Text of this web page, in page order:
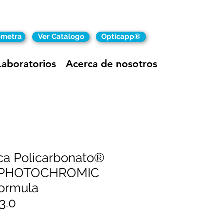
Ver Catálogo
Acerca de nosotros
Opticapp®
Policarbonato®